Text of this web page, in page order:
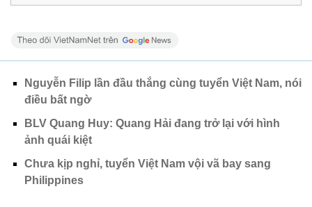
Nguyễn Filip lần đầu thắng cùng tuyển Việt Nam, nói
điều bất ngờ
BLV Quang Huy: Quang Hải đang trở lại với hình
ảnh quái kiệt
Chưa kịp nghỉ, tuyển Việt Nam vội vã bay sang
Philippines